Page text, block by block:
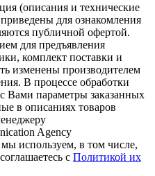
(описания и технические
для ознакомления
публичной офертой.
для предъявления
комплект поставки и
изменены производителем
В процессе обработки
Вами параметры заказанных
в описаниях товаров
Agency
используем, в том числе,
с Политикой их